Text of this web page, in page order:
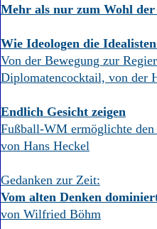
Mehr als nur zum Wohl der
Wie Ideologen die
Von der Bewegung zur
Diplomatencocktail, von der
Endlich Gesicht zeigen
Fußball-WM ermöglichte den
von Hans Heckel
Gedanken zur Zeit:
Vom alten Denken
von Wilfried Böhm